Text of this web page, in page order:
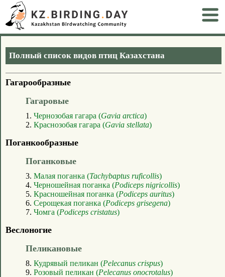
Полный список видов птиц Казахстана
Гагарообразные
Гагаровые
1. Чернозобая гагара (Gavia arctica)
2. Краснозобая гагара (Gavia stellata)
Поганкообразные
Поганковые
3. Малая поганка (Tachybaptus ruficollis)
4. Черношейная поганка (Podiceps nigricollis)
5. Красношейная поганка (Podiceps auritus)
6. Серощекая поганка (Podiceps grisegena)
7. Чомга (Podiceps cristatus)
Веслоногие
Пеликановые
8. Кудрявый пеликан (Pelecanus crispus)
9. Розовый пеликан (Pelecanus onocrotalus)